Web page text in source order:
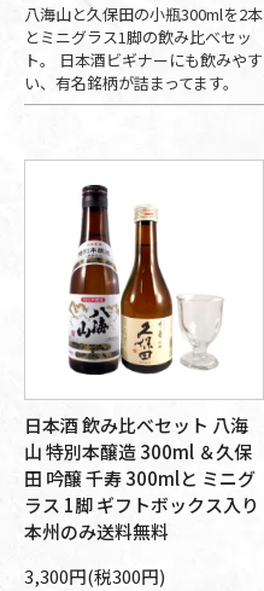
八海山と久保田の小瓶300mlを2本
とミニグラス1脚の飲み比べセッ
ト。 日本酒ビギナーにも飲みやす
い、有名銘柄が詰まってます。
日本酒 飲み比べセット 八海
山 特別本醸造 300ml ＆久保
田 吟醸 千寿 300mlと ミニグ
ラス 1脚 ギフトボックス入り
本州のみ送料無料
3,300円(税300円)